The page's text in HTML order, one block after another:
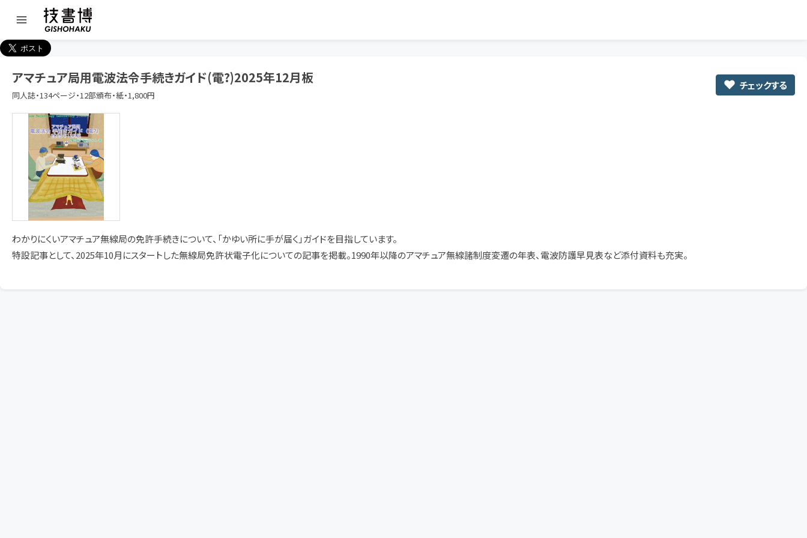
アマチュア局用電波法令手続きガイド(電?)2025年12月板
同人誌・134ページ・12部頒布・紙・1,800円
チェックする
わかりにくいアマチュア無線局の免許手続きについて、「かゆい所に手が届く」ガイドを目指しています。
特設記事として、2025年10月にスタートした無線局免許状電子化についての記事を掲載。1990年以降のアマチュア無線諸制度変遷の年表、電波防護早見表など添付資料も充実。